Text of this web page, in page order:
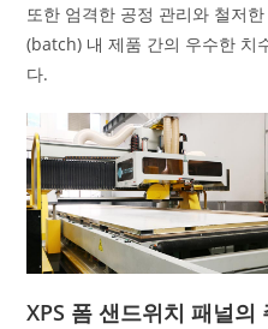
또한 엄격한 공정 관리와 철저
(batch) 내 제품 간의 우수한 치
다.
XPS 폼 샌드위치 패널의